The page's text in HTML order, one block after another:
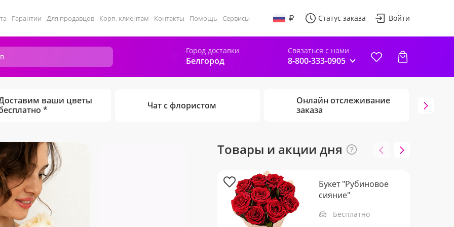
Гарантии Для продавцов Корп. клиентам Контакты Помощь Сервисы Статус заказа Войти
Город доставки
Белгород
Связаться с нами
8-800-333-0905
ваши цветы
*
Чат с флористом
Онлайн отслеживание
заказа
Товары и акции дня
Букет "Рубиновое
сияние"
Бесплатно